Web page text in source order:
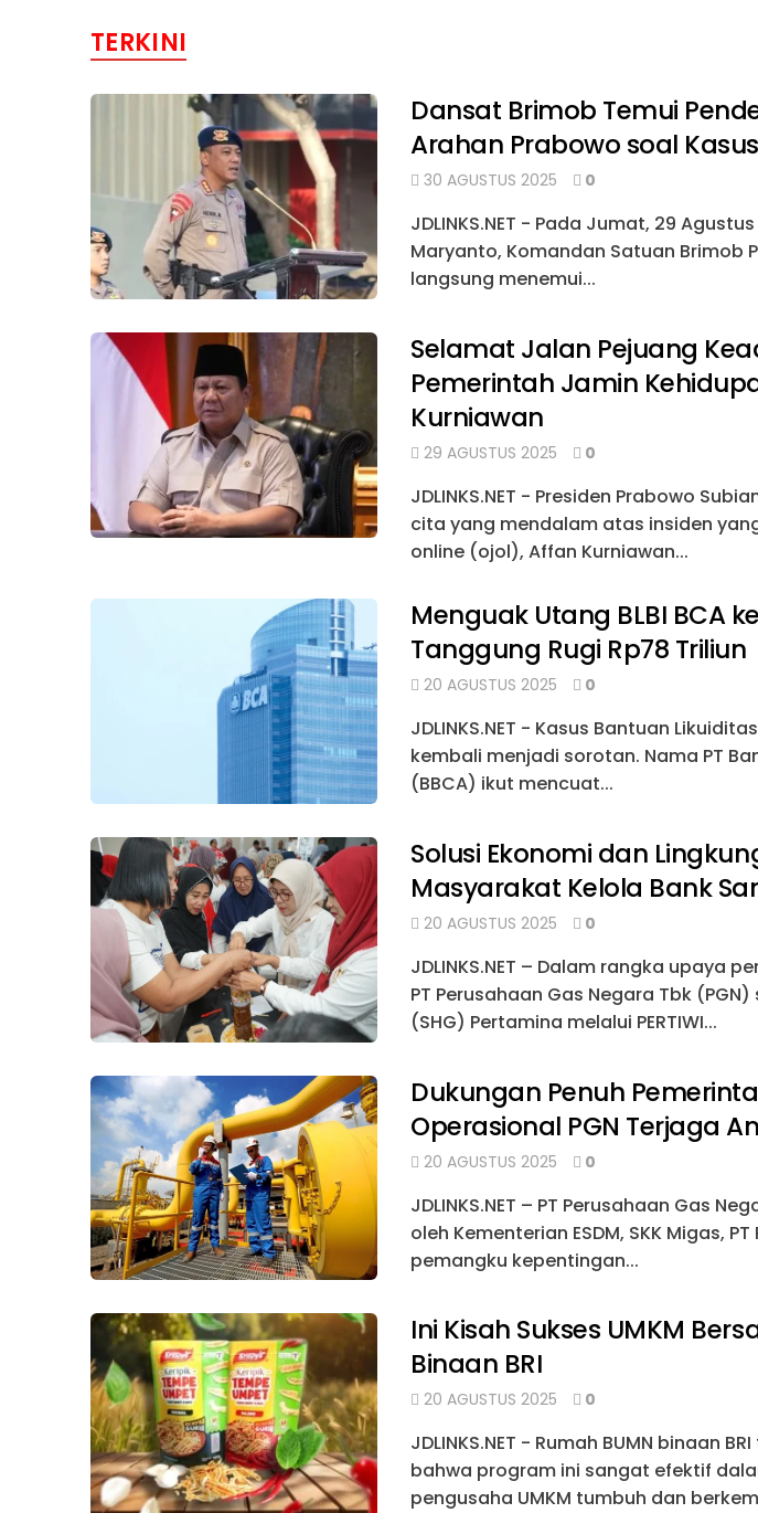
TERKINI
Dansat Brimob Temui
Arahan Prabowo soal
30 AGUSTUS 2025 0
JDLINKS.NET - Pada Jumat, 29
Maryanto, Komandan Satuan Brimob
langsung menemui...
Selamat Jalan Pejuang
Pemerintah Jamin
Kurniawan
29 AGUSTUS 2025 0
JDLINKS.NET - Presiden Prabowo
cita yang mendalam atas insiden
online (ojol), Affan Kurniawan...
Menguak Utang BLBI BCA
Tanggung Rugi Rp78 Triliun
20 AGUSTUS 2025 0
JDLINKS.NET - Kasus Bantuan
kembali menjadi sorotan. Nama PT
(BBCA) ikut mencuat...
Solusi Ekonomi dan
Masyarakat Kelola Bank
20 AGUSTUS 2025 0
JDLINKS.NET – Dalam rangka upaya
PT Perusahaan Gas Negara Tbk
(SHG) Pertamina melalui PERTIWI...
Dukungan Penuh
Operasional PGN Terjaga
20 AGUSTUS 2025 0
JDLINKS.NET – PT Perusahaan Gas
oleh Kementerian ESDM, SKK Migas,
pemangku kepentingan...
Ini Kisah Sukses UMKM
Binaan BRI
20 AGUSTUS 2025 0
JDLINKS.NET - Rumah BUMN binaan
bahwa program ini sangat efektif
pengusaha UMKM tumbuh dan